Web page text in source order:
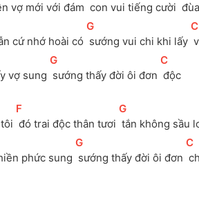
vợ mới với đám con vui tiếng cười đùa
cứ nhớ hoài có
[
G
sướng vui chi khi lấy
[
C
vợ sung
[
G
sướng thấy đời ôi đơn
[
C
độc
[F
đó trai độc thân tươi
[
G
tắn không sầu
phức sung
[
G
sướng thấy đời ôi đơn
[
C